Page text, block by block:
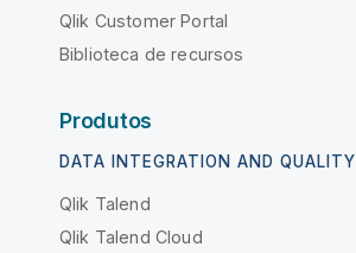
Qlik Customer Portal
Biblioteca de recursos
Produtos
DATA INTEGRATION AND QUALITY
Qlik Talend
Qlik Talend Cloud